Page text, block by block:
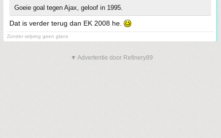
Goeie goal tegen Ajax, geloof in 1995.
Dat is verder terug dan EK 2008 he.
Zonder wrijving geen glans
▼ Advertentie door Refinery89